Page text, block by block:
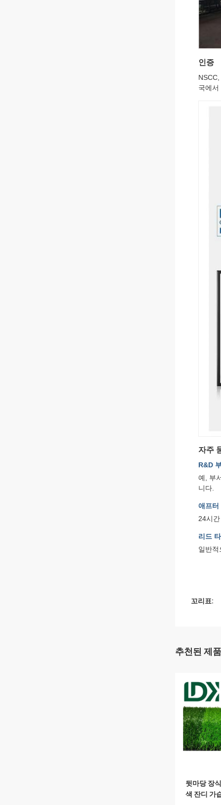
인증
국에
자주
R&D
예, 부
니다.
애프터
24시
리드
일반
꼬리표:
추천된 제품
뒷마당 장
색 잔디 가